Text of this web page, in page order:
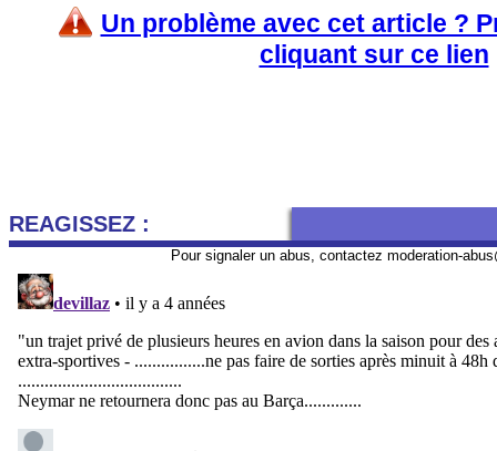
Un problème avec cet article ?
cliquant sur ce lien
REAGISSEZ :
Pour signaler un abus, contactez moderation-